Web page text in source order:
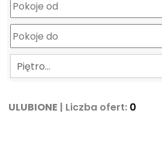
Piętro…
ULUBIONE | Liczba ofert: 0